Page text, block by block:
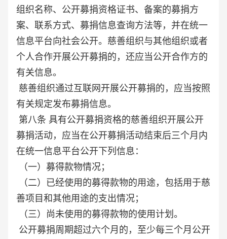
组织名称、公开募捐资格证书、备案的募捐方
案、联系方式、募捐信息查询方法等，并在统一
信息平台向社会公开。慈善组织与其他组织或者
个人合作开展公开募捐的，还应当公开合作方的
有关信息。
慈善组织通过互联网开展公开募捐的，应当按照
有关规定发布募捐信息。
第八条 具有公开募捐资格的慈善组织开展公开
募捐活动，应当在公开募捐活动结束后三个月内
在统一信息平台公开下列信息：
（一）募得款物情况；
（二）已经使用的募得款物的用途，包括用于慈
善项目和其他用途的支出情况；
（三）尚未使用的募得款物的使用计划。
公开募捐周期超过六个月的，至少每三个月公开